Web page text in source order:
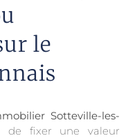
le
Sotteville-les-
de fixer une valeur